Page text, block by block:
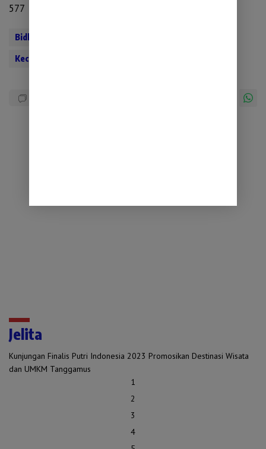
577
Bidhumas Polda Lampung
Kecelakaan Lalu lintas
Jelita
Kunjungan Finalis Putri Indonesia 2023 Promosikan Destinasi Wisata
dan UMKM Tanggamus
1
2
3
4